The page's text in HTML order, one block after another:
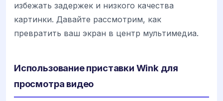
избежать задержек и низкого качества
картинки. Давайте рассмотрим, как
превратить ваш экран в центр мультимедиа.
Использование приставки Wink для
просмотра видео